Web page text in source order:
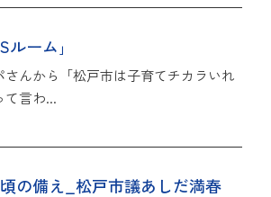
ルーム｣
んから「松戸市は子育てチカラいれ
て言わ...
の備え_松戸市議あしだ満春